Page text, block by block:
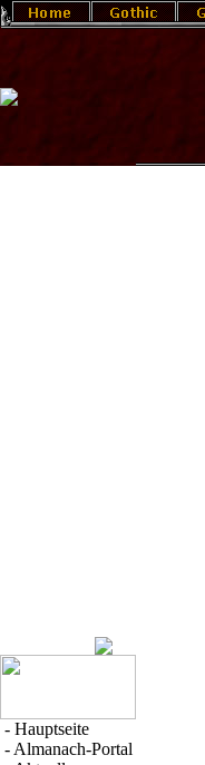
- Hauptseite
- Almanach-Portal